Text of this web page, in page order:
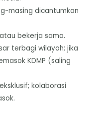
masing dicantumkan
bekerja sama.
terbagi wilayah; jika
KDMP (saling
kolaborasi